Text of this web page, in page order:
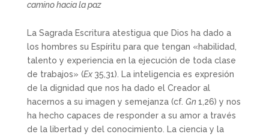
camino hacia la paz
La Sagrada Escritura atestigua que Dios ha dado a
los hombres su Espíritu para que tengan «habilidad,
talento y experiencia en la ejecución de toda clase
de trabajos» (Ex 35,31). La inteligencia es expresión
de la dignidad que nos ha dado el Creador al
hacernos a su imagen y semejanza (cf. Gn1,26) y nos
ha hecho capaces de responder a su amor a través
de la libertad y del conocimiento. La ciencia y la